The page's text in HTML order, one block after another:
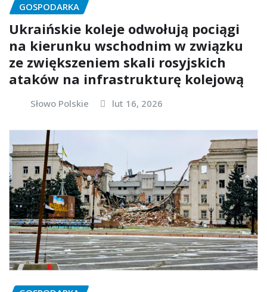
GOSPODARKA
Ukraińskie koleje odwołują pociągi
na kierunku wschodnim w związku
ze zwiększeniem skali rosyjskich
ataków na infrastrukturę kolejową
Słowo Polskie lut 16, 2026